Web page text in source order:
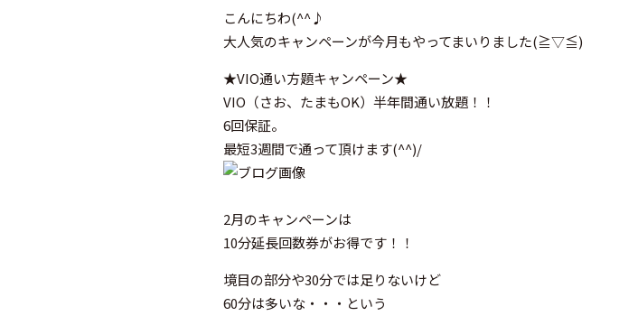
こんにちわ(^^♪
大人気のキャンペーンが今月もやってまいりました(≧▽≦)
★VIO通い方題キャンペーン★
VIO（さお、たまもOK）半年間通い放題！！
6回保証。
最短3週間で通って頂けます(^^)/
2月のキャンペーンは
10分延長回数券がお得です！！
境目の部分や30分では足りないけど
60分は多いな・・・という